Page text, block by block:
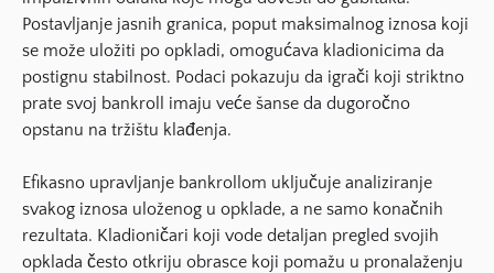
Postavljanje jasnih granica, poput maksimalnog iznosa koji
se može uložiti po opkladi, omogućava kladionicima da
postignu stabilnost. Podaci pokazuju da igrači koji striktno
prate svoj bankroll imaju veće šanse da dugoročno
opstanu na tržištu klađenja.
Efikasno upravljanje bankrollom uključuje analiziranje
svakog iznosa uloženog u opklade, a ne samo konačnih
rezultata. Kladioničari koji vode detaljan pregled svojih
opklada često otkriju obrasce koji pomažu u pronalaženju